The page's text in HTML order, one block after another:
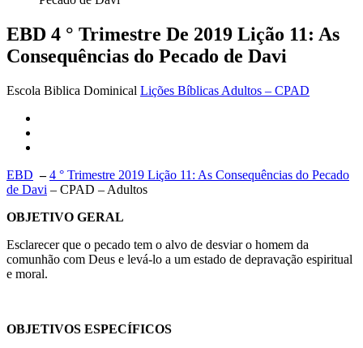
EBD 4 ° Trimestre De 2019 Lição 11: As
Consequências do Pecado de Davi
Escola Biblica Dominical Lições Bíblicas Adultos – CPAD
EBD –4 ° Trimestre 2019 Lição 11: As Consequências do Pecado
de Davi – CPAD – Adultos
OBJETIVO GERAL
Esclarecer que o pecado tem o alvo de desviar o homem da
comunhão com Deus e levá-lo a um estado de depravação espiritual
e moral.
OBJETIVOS ESPECÍFICOS